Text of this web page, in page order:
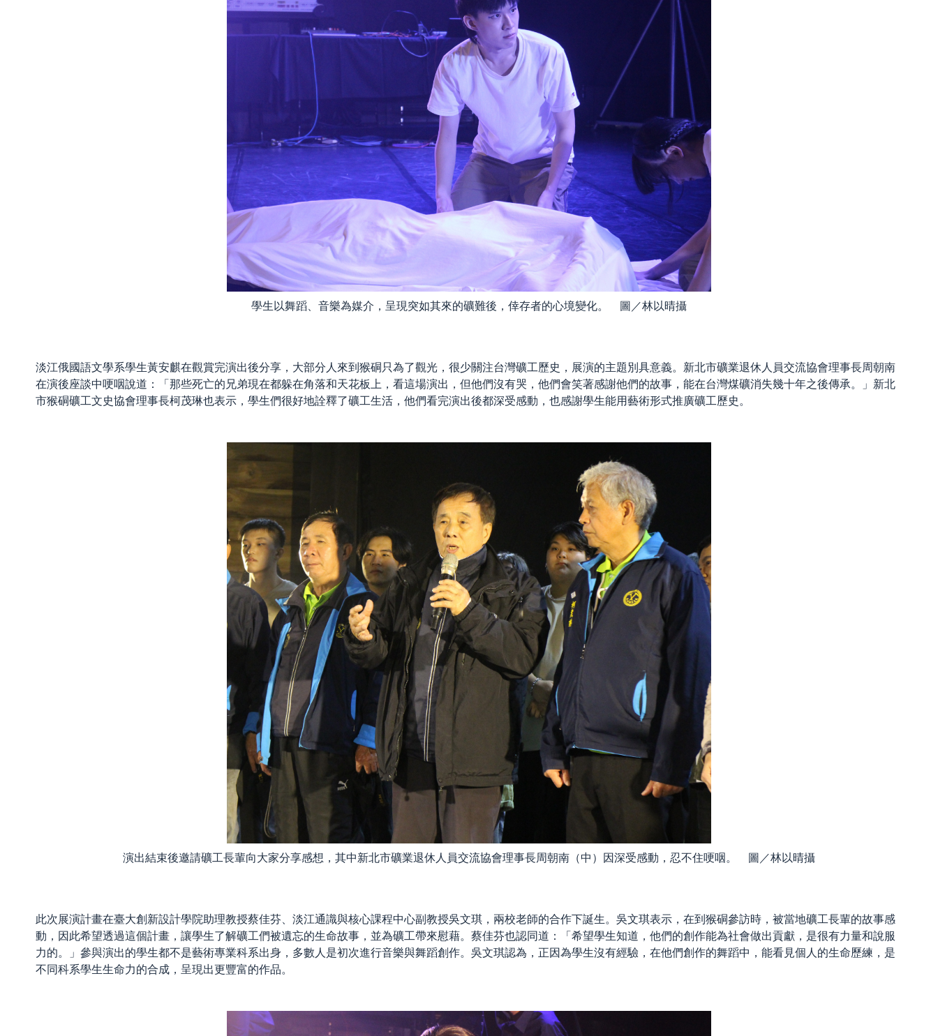
學生以舞蹈、音樂為媒介，呈現突如其來的礦難後，倖存者的心境變化。 圖／林以晴攝
淡江俄國語文學系學生黃安麒在觀賞完演出後分享，大部分人來到猴硐只為了觀光，很少關注台灣礦工歷史，展演的主題別具意義。新北市礦業退休人員交流協會理事長周朝南
在演後座談中哽咽說道：「那些死亡的兄弟現在都躲在角落和天花板上，看這場演出，但他們沒有哭，他們會笑著感謝他們的故事，能在台灣煤礦消失幾十年之後傳承。」新北
市猴硐礦工文史協會理事長柯茂琳也表示，學生們很好地詮釋了礦工生活，他們看完演出後都深受感動，也感謝學生能用藝術形式推廣礦工歷史。
演出結束後邀請礦工長輩向大家分享感想，其中新北市礦業退休人員交流協會理事長周朝南（中）因深受感動，忍不住哽咽。 圖／林以晴攝
此次展演計畫在臺大創新設計學院助理教授蔡佳芬、淡江通識與核心課程中心副教授吳文琪，兩校老師的合作下誕生。吳文琪表示，在到猴硐參訪時，被當地礦工長輩的故事感
動，因此希望透過這個計畫，讓學生了解礦工們被遺忘的生命故事，並為礦工帶來慰藉。蔡佳芬也認同道：「希望學生知道，他們的創作能為社會做出貢獻，是很有力量和說服
力的。」參與演出的學生都不是藝術專業科系出身，多數人是初次進行音樂與舞蹈創作。吳文琪認為，正因為學生沒有經驗，在他們創作的舞蹈中，能看見個人的生命歷練，是
不同科系學生生命力的合成，呈現出更豐富的作品。